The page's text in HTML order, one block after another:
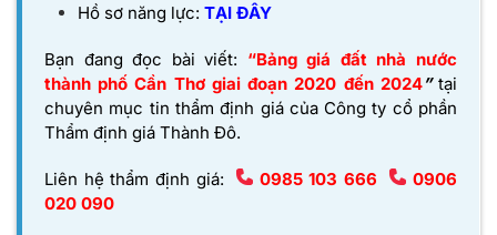
Hồ sơ năng lực: TẠI ĐÂY
Bạn đang đọc bài viết: “Bảng giá đất nhà nước
thành phố Cần Thơ giai đoạn 2020 đến 2024” tại
chuyên mục tin thẩm định giá của Công ty cổ phần
Thẩm định giá Thành Đô.
Liên hệ thẩm định giá: 0985 103 666
0906
020 090